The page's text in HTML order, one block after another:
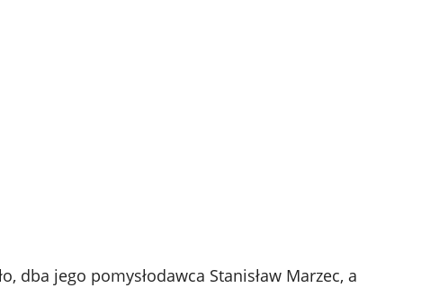
dba jego pomysłodawca Stanisław Marzec, a